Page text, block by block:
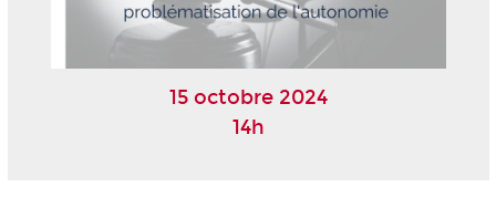
15 octobre 2024
14h